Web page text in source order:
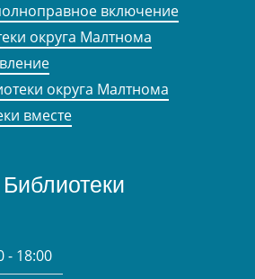
включение
округа Малтнома
округа Малтнома
вместе
- 18:00